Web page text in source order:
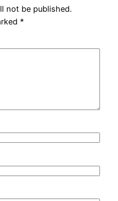
not be published.
*